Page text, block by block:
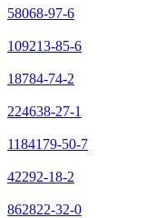
58068-97-6
109213-85-6
18784-74-2
224638-27-1
1184179-50-7
42292-18-2
862822-32-0